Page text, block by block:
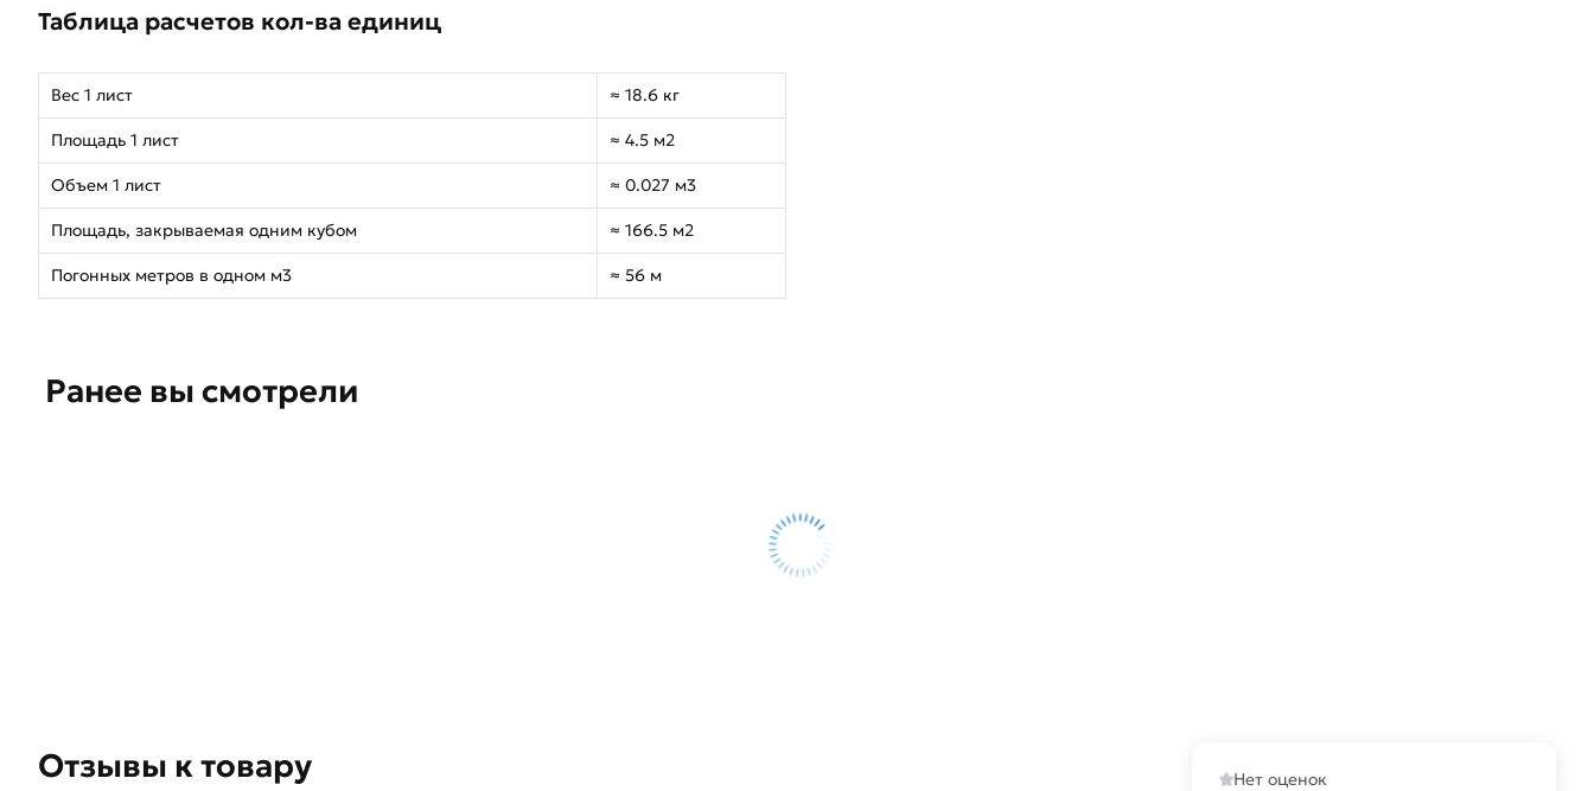
Таблица расчетов кол-ва единиц
Вес 1 лист ≈ 18.6 кг
Площадь 1 лист ≈ 4.5 м2
Объем 1 лист ≈ 0.027 м3
Площадь, закрываемая одним кубом ≈ 166.5 м2
Погонных метров в одном м3 ≈ 56 м
Ранее вы смотрели
Отзывы к товару Нет оценок